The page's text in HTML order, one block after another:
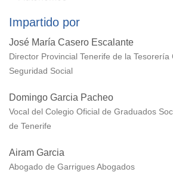
Impartido por
José María Casero Escalante
Director Provincial Tenerife de la Tesorería
Seguridad Social
Domingo Garcia Pacheo
Vocal del Colegio Oficial de Graduados
de Tenerife
Airam Garcia
Abogado de Garrigues Abogados